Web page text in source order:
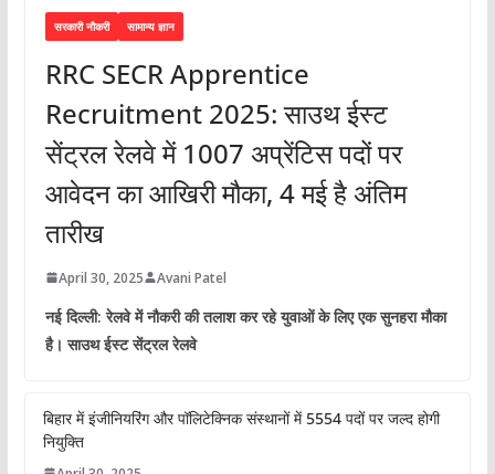
सरकारी नौकरी सामान्य ज्ञान
RRC SECR Apprentice
Recruitment 2025: साउथ ईस्ट
सेंट्रल रेलवे में 1007 अप्रेंटिस पदों पर
आवेदन का आखिरी मौका, 4 मई है अंतिम
तारीख
April 30, 2025 Avani Patel
नई दिल्ली: रेलवे में नौकरी की तलाश कर रहे युवाओं के लिए एक सुनहरा मौका
है। साउथ ईस्ट सेंट्रल रेलवे
बिहार में इंजीनियरिंग और पॉलिटेक्निक संस्थानों में 5554 पदों पर जल्द होगी
नियुक्ति